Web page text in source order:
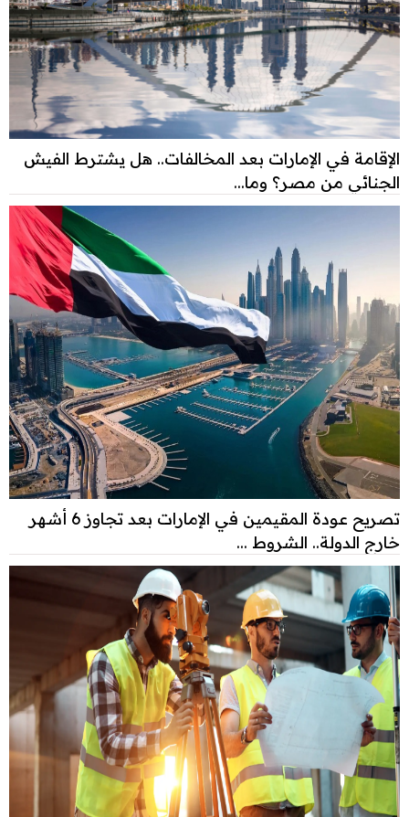
الإقامة في الإمارات بعد المخالفات.. هل يشترط الفيش
الجنائي من مصر؟ وما...
تصريح عودة المقيمين في الإمارات بعد تجاوز 6 أشهر
خارج الدولة.. الشروط ...